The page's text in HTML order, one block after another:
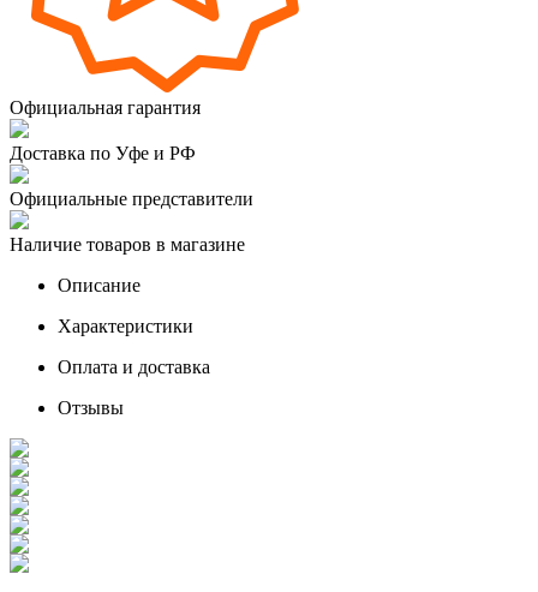
Официальная гарантия
Доставка по Уфе и РФ
Официальные представители
Наличие товаров в магазине
Описание
Характеристики
Оплата и доставка
Отзывы